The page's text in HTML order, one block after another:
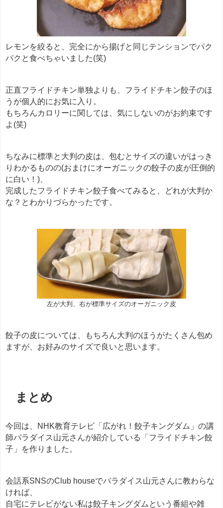
レモンを絞ると、完全にから揚げと同じテンションでパク
パクと食べちゃいました(笑)
正直フライドチキン単独よりも、フライドチキン餃子のほ
うが個人的にお気に入り。
もちろんカロリーに関しては、気にしないのがお約束です
よ(笑)
ちなみに標準と大判の皮は、包むとサイズの違いがはっき
りわかるものの(おまけにオーガニックの餃子の皮が圧倒的
に白い！)、
完成したフライドチキン餃子食べてみると、どれが大判か
な？とわかりづらかったです。
左が大判、右が標準サイズのオーガニック皮
餃子の皮については、もちろん大判のほうがたくさん包め
ますが、お好みのサイズで良いと思います。
まとめ
今回は、NHK教育テレビ「広がれ！餃子キングダム」の講
師パラダイス山元さんが紹介している「フライドチキン餃
子」を作りました。
会話系SNSのClub houseでパラダイス山元さんに教わらな
ければ、
自宅にテレビがない私は餃子キングダムという番組や雑